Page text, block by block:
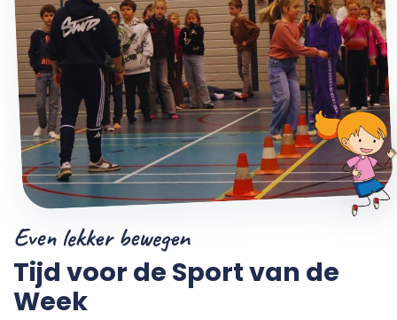
Even lekker bewegen
Tijd voor de Sport van de
Week